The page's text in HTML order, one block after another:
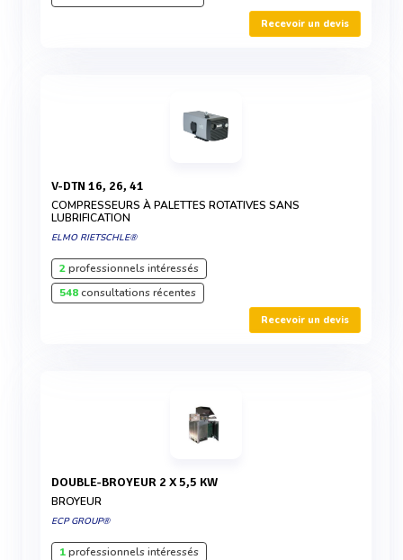
Recevoir un devis
V-DTN 16, 26, 41
COMPRESSEURS À PALETTES ROTATIVES SANS
LUBRIFICATION
ELMO RIETSCHLE®
2professionnels intéressés
548consultations récentes
Recevoir un devis
DOUBLE-BROYEUR 2 X 5,5 KW
BROYEUR
ECP GROUP®
1professionnels intéressés